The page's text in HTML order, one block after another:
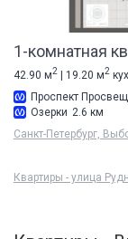
1-комнатная
42.90 м2 | 19.20 м2
Проспект
Озерки 2.6 км
Санкт-Петербург,
Квартиры - улица